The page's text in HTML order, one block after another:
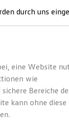
durch uns
eine Website
wie
Bereiche
kann ohne diese